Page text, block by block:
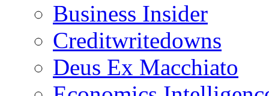
Business Insider
Creditwritedowns
Deus Ex Macchiato